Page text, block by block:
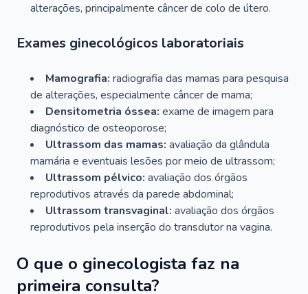
alterações, principalmente câncer de colo de útero.
Exames ginecológicos laboratoriais
Mamografia: radiografia das mamas para pesquisa
de alterações, especialmente câncer de mama;
Densitometria óssea: exame de imagem para
diagnóstico de osteoporose;
Ultrassom das mamas: avaliação da glândula
mamária e eventuais lesões por meio de ultrassom;
Ultrassom pélvico: avaliação dos órgãos
reprodutivos através da parede abdominal;
Ultrassom transvaginal: avaliação dos órgãos
reprodutivos pela inserção do transdutor na vagina.
O que o ginecologista faz na
primeira consulta?